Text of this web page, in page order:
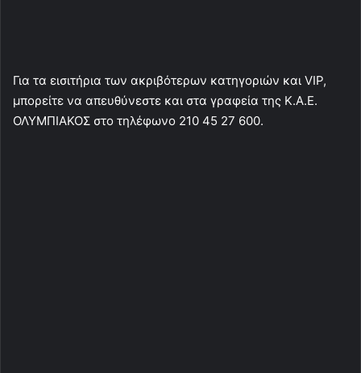
Για τα εισιτήρια των ακριβότερων κατηγοριών και VIP,
μπορείτε να απευθύνεστε και στα γραφεία της Κ.Α.Ε.
ΟΛΥΜΠΙΑΚΟΣ στο τηλέφωνο 210 45 27 600.